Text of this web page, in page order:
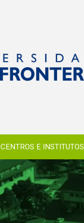
CENTROS E INSTITUTOS